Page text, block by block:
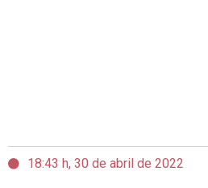
18:43 h, 30 de abril de 2022